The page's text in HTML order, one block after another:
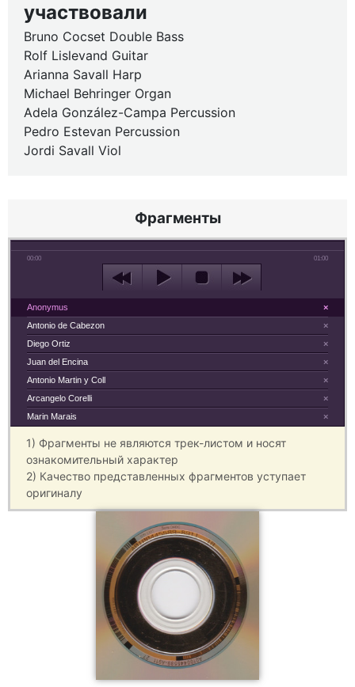
участвовали
Bruno Cocset Double Bass
Rolf Lislevand Guitar
Arianna Savall Harp
Michael Behringer Organ
Adela González-Campa Percussion
Pedro Estevan Percussion
Jordi Savall Viol
Фрагменты
00:00 01:00
×
Anonymus
×
Antonio de Cabezon
×
Diego Ortiz
×
Juan del Encina
×
Antonio Martin y Coll
×
Arcangelo Corelli
×
Marin Marais
1) Фрагменты не являются трек-листом и носят
ознакомительный характер
2) Качество представленных фрагментов уступает
оригиналу